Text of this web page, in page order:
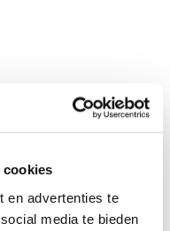
cookies
en advertenties te
media te bieden
nu in voor onze